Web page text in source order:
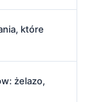
które
żelazo,